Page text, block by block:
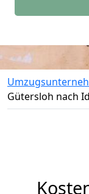
Gütersloh nach